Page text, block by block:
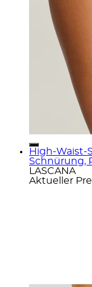
High-Waist-
Schnürung,
LASCANA
Aktueller